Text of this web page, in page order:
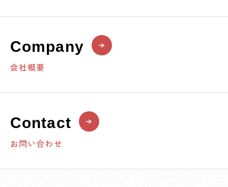
Company
会社概要
Contact
お問い合わせ